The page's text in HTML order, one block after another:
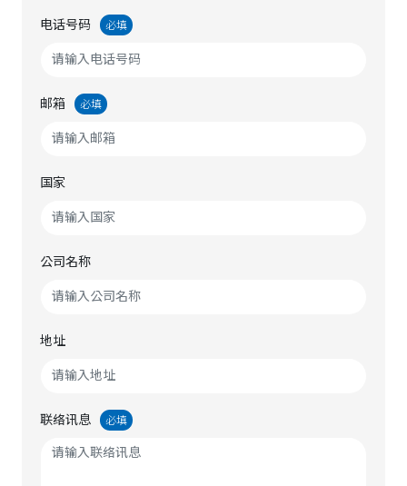
电话号码 必填
邮箱 必填
国家
公司名称
地址
联络讯息 必填